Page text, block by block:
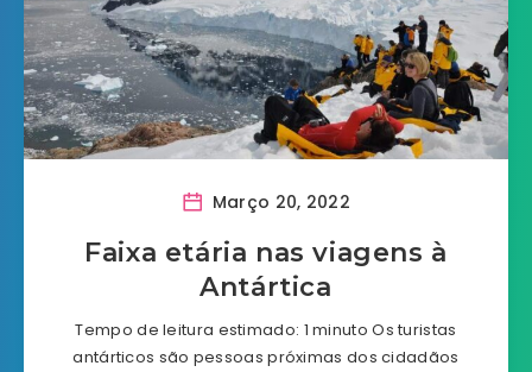
Março 20, 2022
Faixa etária nas viagens à
Antártica
Tempo de leitura estimado: 1 minuto Os turistas
antárticos são pessoas próximas dos cidadãos